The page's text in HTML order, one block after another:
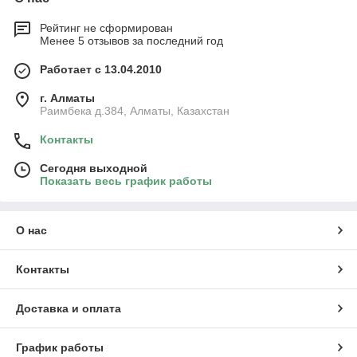
Рейтинг не сформирован
Менее 5 отзывов за последний год
Работает с 13.04.2010
г. Алматы
Раимбека д.384, Алматы, Казахстан
Контакты
Сегодня выходной
Показать весь график работы
О нас
Контакты
Доставка и оплата
График работы